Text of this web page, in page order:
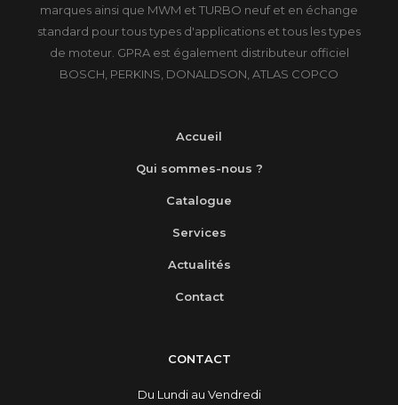
marques ainsi que MWM et TURBO neuf et en échange
standard pour tous types d'applications et tous les types
de moteur. GPRA est également distributeur officiel
BOSCH, PERKINS, DONALDSON, ATLAS COPCO
Accueil
Qui sommes-nous ?
Catalogue
Services
Actualités
Contact
CONTACT
Du Lundi au Vendredi